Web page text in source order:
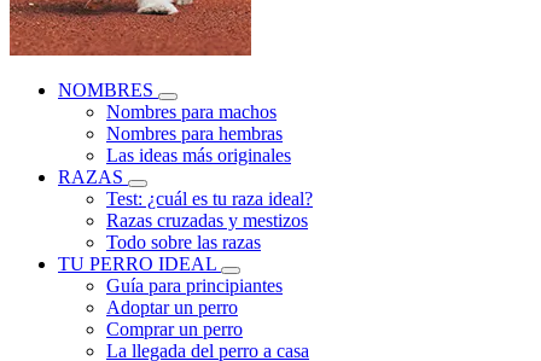
NOMBRES
Nombres para machos
Nombres para hembras
Las ideas más originales
RAZAS
Test: ¿cuál es tu raza ideal?
Razas cruzadas y mestizos
Todo sobre las razas
TU PERRO IDEAL
Guía para principiantes
Adoptar un perro
Comprar un perro
La llegada del perro a casa